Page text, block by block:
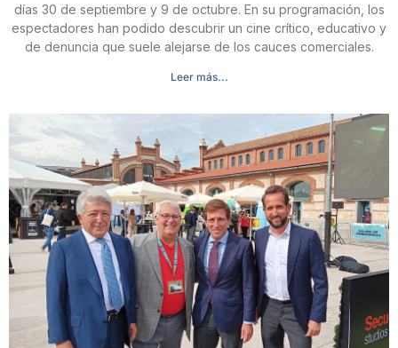
días 30 de septiembre y 9 de octubre. En su programación, los
espectadores han podido descubrir un cine crítico, educativo y
de denuncia que suele alejarse de los cauces comerciales.
Leer más...